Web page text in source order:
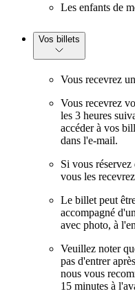
Les enfants de
Vos billets
Vous recevrez
Vous recevrez
les 3 heures
accéder à vos
dans l'e-mail.
Si vous
vous les
Le billet peut
accompagné
avec photo, à
Veuillez noter
pas d'entrer
nous vous
15 minutes à